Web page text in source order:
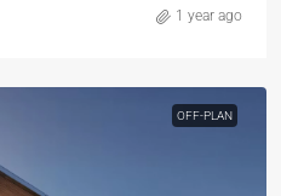
1 year ago
OFF-PLAN